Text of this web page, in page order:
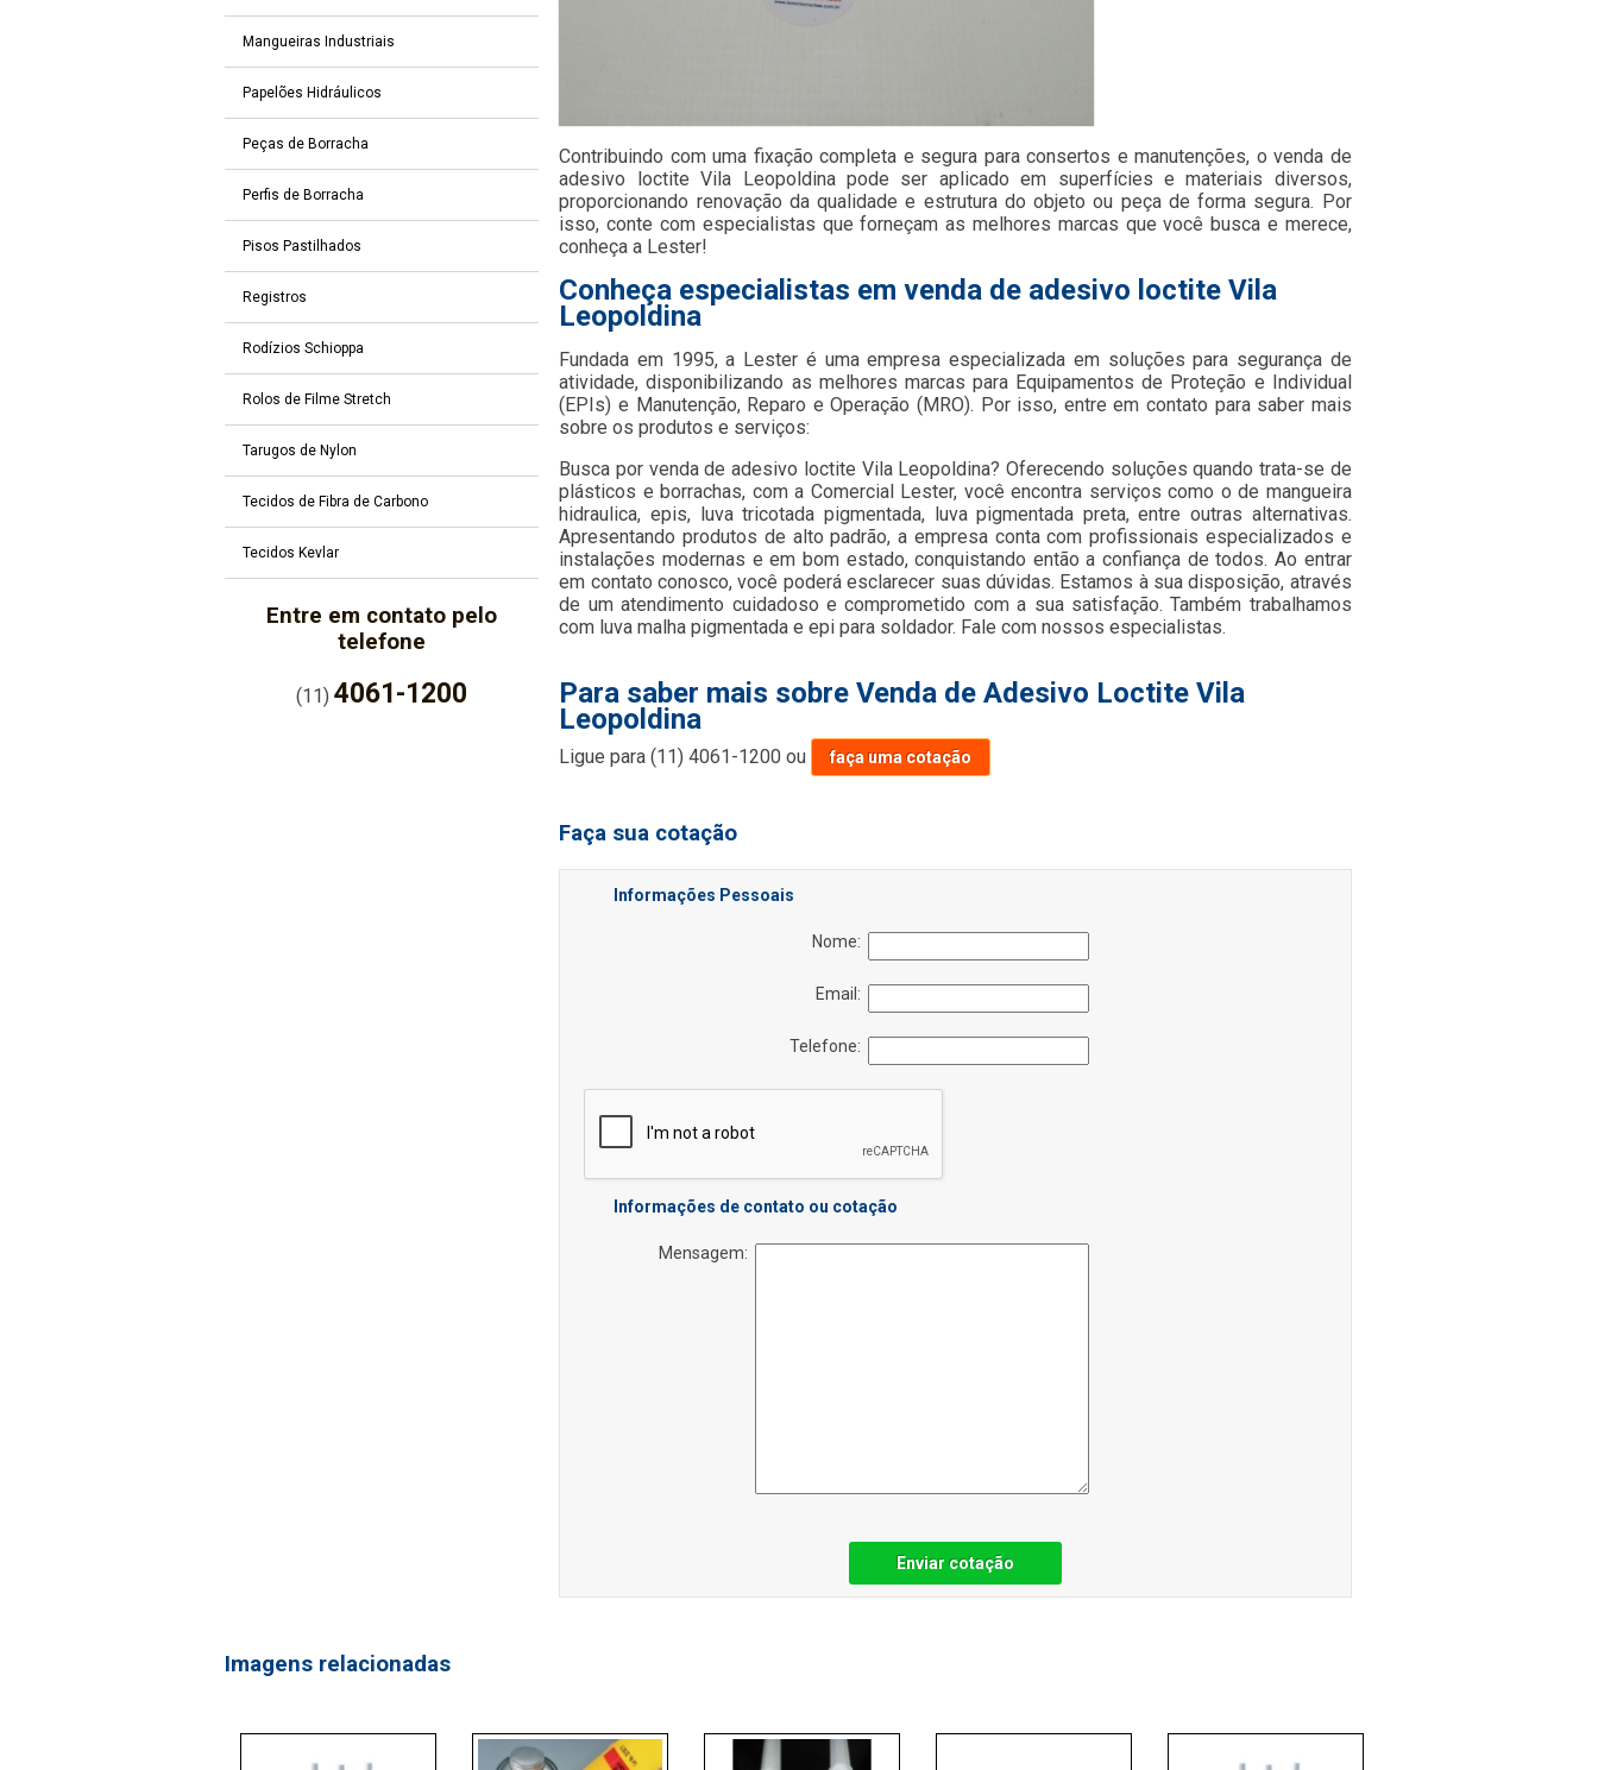
Mangueiras Industriais
Papelões Hidráulicos
Peças de Borracha
Perfis de Borracha
Pisos Pastilhados
Registros
Rodízios Schioppa
Rolos de Filme Stretch
Tarugos de Nylon
Tecidos de Fibra de Carbono
Tecidos Kevlar
Entre em contato pelo
telefone
(11)4061-1200
Contribuindo com uma fixação completa e segura para consertos e manutenções, o venda de
adesivo loctite Vila Leopoldina pode ser aplicado em superfícies e materiais diversos,
proporcionando renovação da qualidade e estrutura do objeto ou peça de forma segura. Por
isso, conte com especialistas que forneçam as melhores marcas que você busca e merece,
conheça a Lester!
Conheça especialistas em venda de adesivo loctite Vila
Leopoldina
Fundada em 1995, a Lester é uma empresa especializada em soluções para segurança de
atividade, disponibilizando as melhores marcas para Equipamentos de Proteção e Individual
(EPIs) e Manutenção, Reparo e Operação (MRO). Por isso, entre em contato para saber mais
sobre os produtos e serviços:
Busca por venda de adesivo loctite Vila Leopoldina? Oferecendo soluções quando trata-se de
plásticos e borrachas, com a Comercial Lester, você encontra serviços como o de mangueira
hidraulica, epis, luva tricotada pigmentada, luva pigmentada preta, entre outras alternativas.
Apresentando produtos de alto padrão, a empresa conta com profissionais especializados e
instalações modernas e em bom estado, conquistando então a confiança de todos. Ao entrar
em contato conosco, você poderá esclarecer suas dúvidas. Estamos à sua disposição, através
de um atendimento cuidadoso e comprometido com a sua satisfação. Também trabalhamos
com luva malha pigmentada e epi para soldador. Fale com nossos especialistas.
Para saber mais sobre Venda de Adesivo Loctite Vila
Leopoldina
Ligue para(11) 4061-1200 ou faça uma cotação
Faça sua cotação
Informações Pessoais
Nome:
Email:
Telefone:
Informações de contato ou cotação
Mensagem:
Enviar cotação
Imagens relacionadas